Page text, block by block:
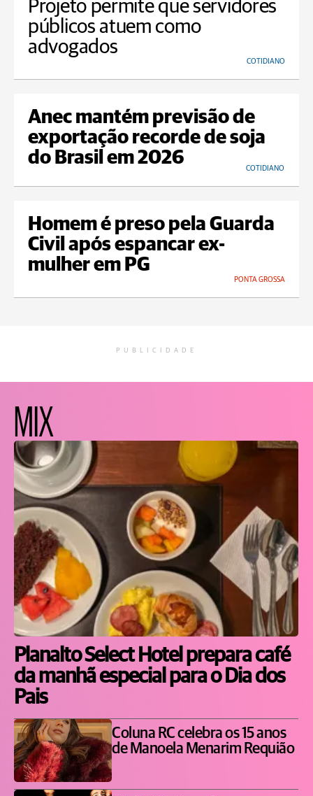
Projeto permite que servidores
públicos atuem como
advogados
COTIDIANO
Anec mantém previsão de
exportação recorde de soja
do Brasil em 2026
COTIDIANO
Homem é preso pela Guarda
Civil após espancar ex-
mulher em PG
PONTA GROSSA
PUBLICIDADE
MIX
Planalto Select Hotel prepara café
da manhã especial para o Dia dos
Pais
Coluna RC celebra os 15 anos
de Manoela Menarim Requião